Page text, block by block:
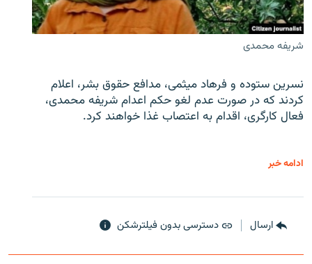
شریفه محمدی
نسرین ستوده و فرهاد میثمی، مدافع حقوق بشر، اعلام
کردند که در صورت عدم لغو حکم اعدام شریفه محمدی،
فعال کارگری، اقدام به اعتصاب غذا خواهند کرد.
ادامه خبر
ارسال دسترسی بدون فیلترشکن